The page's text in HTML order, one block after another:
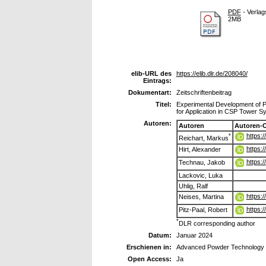
PDF-
2MB
elib-URL des
Eintrags:
https://elib.dlr.de/208040/
Dokumentart:
Zeitschriftenbeitrag
Titel:
Experimental Development of
for Application in CSP Tower
Autoren:
Autoren
Autoren-
Reichart, Markus*
Hirt, Alexander
Technau, Jakob
Lackovic, Luka
Uhlig, Ralf
Neises, Martina
Pitz-Paal, Robert
*DLR corresponding author
Datum:
Januar 2024
Erschienen in:
Advanced Powder Technology
Open Access:
Ja